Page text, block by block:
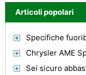
Articoli popolari
Specifiche
Chrysler AME
Sei sicuro